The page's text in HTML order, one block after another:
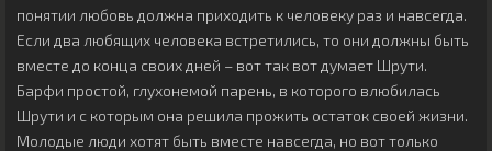
понятии любовь должна приходить к человеку раз и навсегда.
Если два любящих человека встретились, то они должны быть
вместе до конца своих дней – вот так вот думает Шрути.
Барфи простой, глухонемой парень, в которого влюбилась
Шрути и с которым она решила прожить остаток своей жизни.
Молодые люди хотят быть вместе навсегда, но вот только